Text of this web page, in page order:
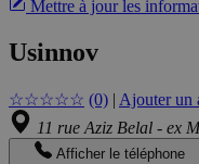
Mettre à jour les
Usinnov
☆☆☆☆☆ (0) | Ajouter un
11 rue Aziz Belal - ex
Afficher le téléphone